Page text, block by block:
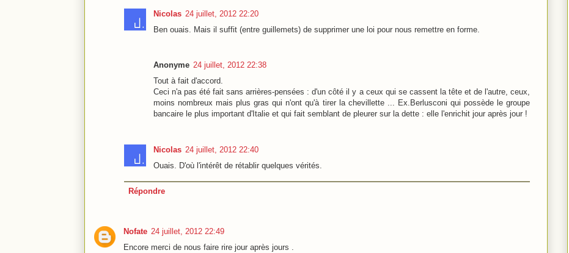
Nicolas 24 juillet, 2012 22:20
Ben ouais. Mais il suffit (entre guillemets) de supprimer une loi pour nous remettre en forme.
Anonyme 24 juillet, 2012 22:38
Tout à fait d'accord.
Ceci n'a pas été fait sans arrières-pensées : d'un côté il y a ceux qui se cassent la tête et de l'autre, ceux,
moins nombreux mais plus gras qui n'ont qu'à tirer la chevillette ... Ex.Berlusconi qui possède le groupe
bancaire le plus important d'Italie et qui fait semblant de pleurer sur la dette : elle l'enrichit jour après jour !
Nicolas 24 juillet, 2012 22:40
Ouais. D'où l'intérêt de rétablir quelques vérités.
Répondre
Nofate 24 juillet, 2012 22:49
Encore merci de nous faire rire jour après jours .